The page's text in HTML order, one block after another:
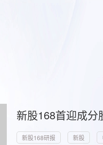
新股168首迎成
新股168研报 新股